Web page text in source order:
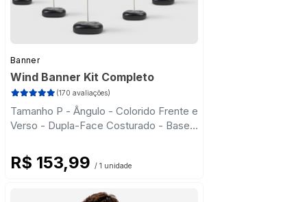
Banner
Wind Banner Kit Completo
(170 avaliações)
Tamanho P - Ângulo - Colorido Frente e
Verso - Dupla-Face Costurado - Base
R$ 153,99 / 1 unidade